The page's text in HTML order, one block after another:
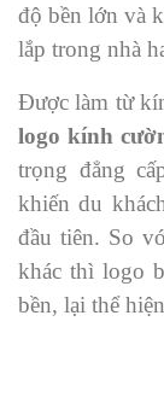
độ bền lớn và
lắp trong nhà
Được làm từ
logo kính
trọng đẳng
khiến du
đầu tiên. So
khác thì logo
bền, lại thể